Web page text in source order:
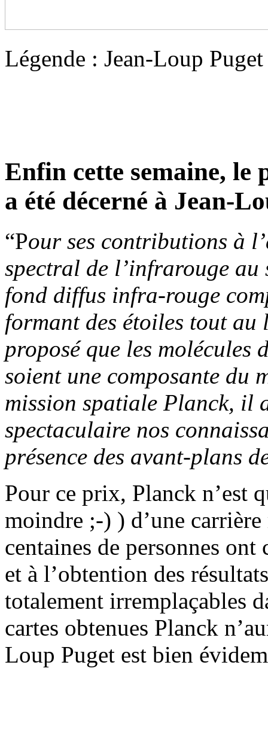
Légende : Jean-Loup Puget
Enfin cette semaine, le
a été décerné à Jean-
“Pour ses contributions à
spectral de l’infrarouge
fond diffus infra-rouge
formant des étoiles tout au
proposé que les molécules
soient une composante du
mission spatiale Planck, il
spectaculaire nos
présence des avant-plans
Pour ce prix, Planck n’est
moindre ;-) ) d’une
centaines de personnes
et à l’obtention des
totalement irremplaçables
cartes obtenues Planck
Loup Puget est bien